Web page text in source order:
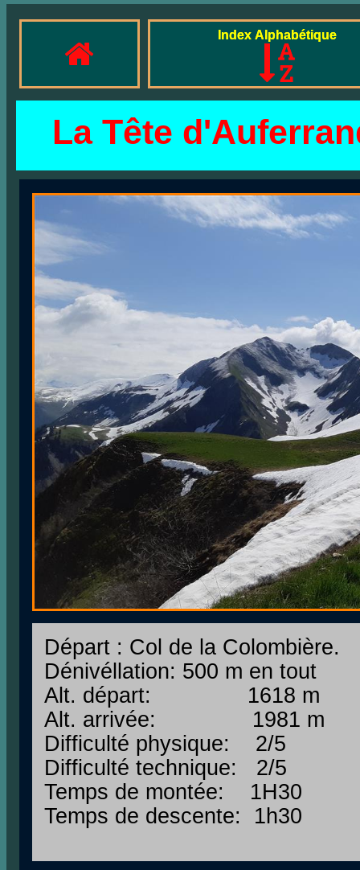
La Tête
Index Alphabétique
Départ : Col de la Colombière.
Dénivéllation: 500 m en tout
Alt. départ: 1618 m
Alt. arrivée: 1981 m
Difficulté physique: 2/5
Difficulté technique: 2/5
Temps de montée: 1H30
Temps de descente: 1h30